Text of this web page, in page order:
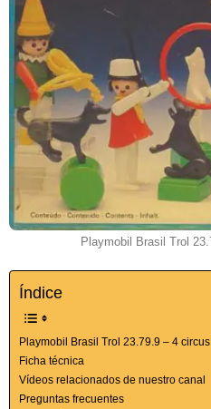
Playmobil Brasil Trol
Índice
Playmobil Brasil Trol 23.79.9 – 4
Ficha técnica
Vídeos relacionados de nuestro canal
Preguntas frecuentes